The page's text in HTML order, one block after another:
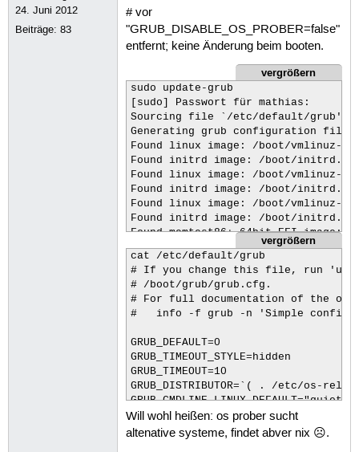
24. Juni 2012
Beiträge:83
# vor
"GRUB_DISABLE_OS_PROBER=false"
entfernt; keine Änderung beim booten.
vergrößern
sudo update-grub
[sudo] Passwort für mathias:
Sourcing file `/etc/default/grub'
Generating grub configuration file
Found linux image: /boot/vmlinuz-
Found initrd image: /boot/
Found linux image: /boot/vmlinuz-
Found initrd image: /boot/
Found linux image: /boot/vmlinuz-
Found initrd image: /boot/
Found memtest86+ 64bit EFI image: /
Warning: os-prober will be
Its output will be used to detect
Adding boot menu entry for UEFI
done
vergrößern
cat /etc/default/grub
# If you change this file, run
# /boot/grub/grub.cfg.
# For full documentation of the
#   info -f grub -n 'Simple
GRUB_DEFAULT=0
GRUB_TIMEOUT_STYLE=hidden
GRUB_TIMEOUT=10
GRUB_DISTRIBUTOR=`( . /etc/os-
GRUB_CMDLINE_LINUX_DEFAULT="quiet
GRUB_CMDLINE_LINUX=""
Will wohl heißen: os prober sucht
altenative systeme, findet abver nix ☹.